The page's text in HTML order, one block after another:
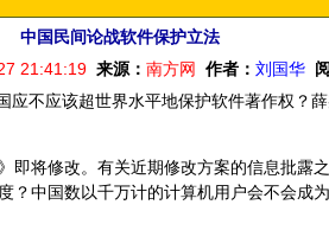
中国民间论战软件保护立法
21:41:19 来源： 南方网 作者： 刘国华
应不应该超世界水平地保护软件著作权？
将修改。有关近期修改方案的信息批露
？中国数以千万计的计算机用户会不会成